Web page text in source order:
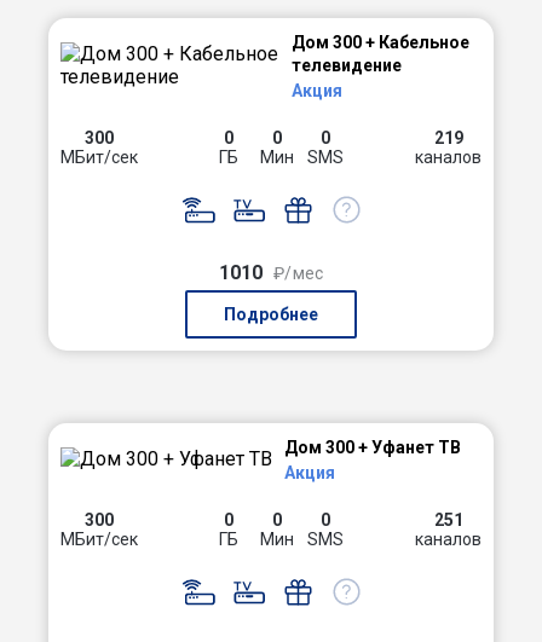
Дом 300 + Кабельное
телевидение
Акция
300
МБит/сек
0
ГБ
0
Мин
0
SMS
219
каналов
1010 ₽/мес
Подробнее
Дом 300 + Уфанет ТВ
Акция
300
МБит/сек
0
ГБ
0
Мин
0
SMS
251
каналов